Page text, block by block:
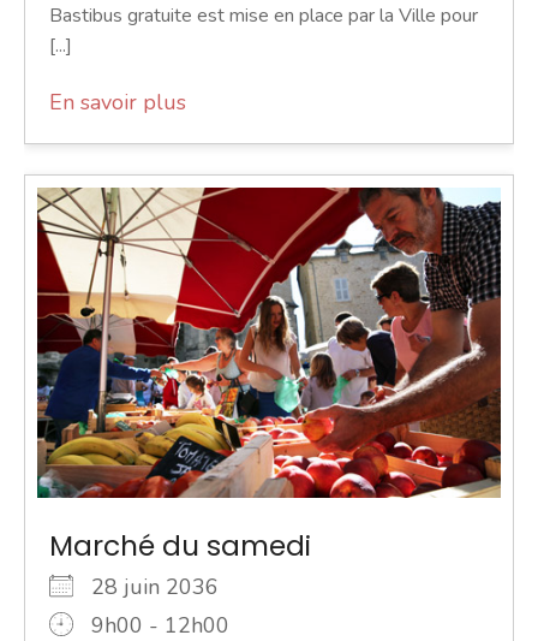
Bastibus gratuite est mise en place par la Ville pour
[...]
En savoir plus
Marché du samedi
28 juin 2036
9h00 - 12h00